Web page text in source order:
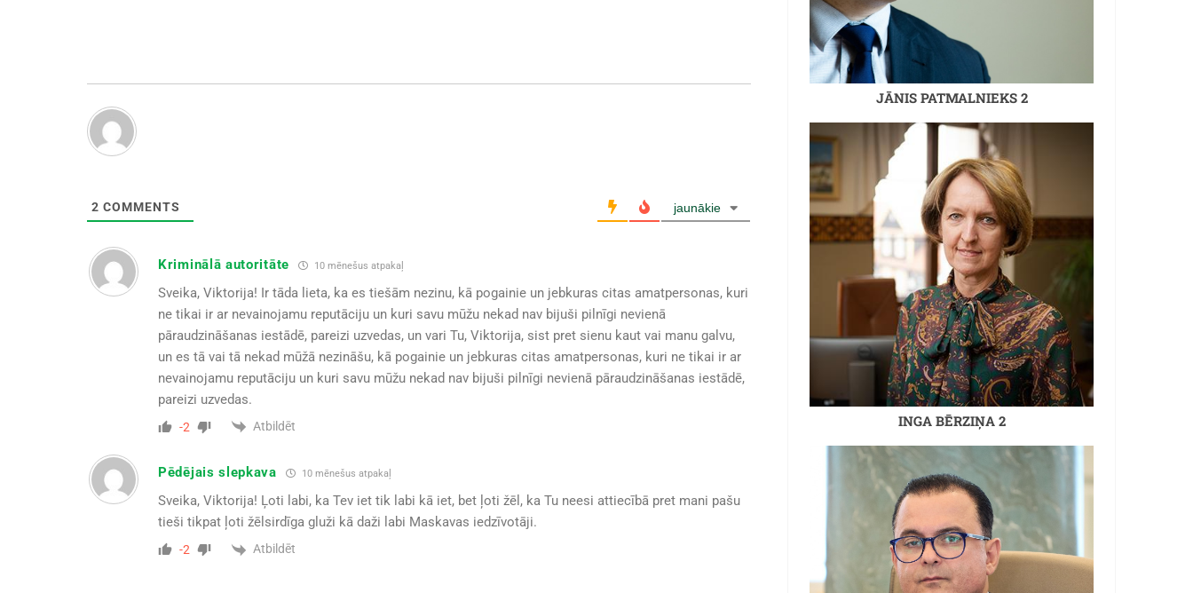
2 COMMENTS jaunākie
Kriminālā autoritāte 10 mēnešus atpakaļ
Sveika, Viktorija! Ir tāda lieta, ka es tiešām nezinu, kā pogainie un jebkuras citas amatpersonas, kuri
ne tikai ir ar nevainojamu reputāciju un kuri savu mūžu nekad nav bijuši pilnīgi nevienā
pāraudzināšanas iestādē, pareizi uzvedas, un vari Tu, Viktorija, sist pret sienu kaut vai manu galvu,
un es tā vai tā nekad mūžā nezināšu, kā pogainie un jebkuras citas amatpersonas, kuri ne tikai ir ar
nevainojamu reputāciju un kuri savu mūžu nekad nav bijuši pilnīgi nevienā pāraudzināšanas iestādē,
pareizi uzvedas.
-2 Atbildēt
Pēdējais slepkava 10 mēnešus atpakaļ
Sveika, Viktorija! Ļoti labi, ka Tev iet tik labi kā iet, bet ļoti žēl, ka Tu neesi attiecībā pret mani pašu
tieši tikpat ļoti žēlsirdīga gluži kā daži labi Maskavas iedzīvotāji.
-2 Atbildēt
JĀNIS PATMALNIEKS 2
INGA BĒRZIŅA 2